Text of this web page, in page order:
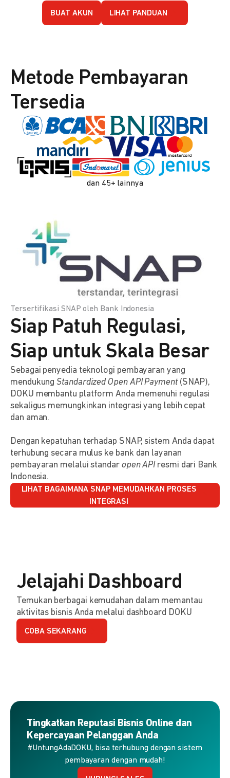
BUAT AKUN LIHAT PANDUAN
Metode Pembayaran
Tersedia
dan 45+ lainnya
Tersertifikasi SNAP oleh Bank Indonesia
Siap Patuh Regulasi,
Siap untuk Skala Besar
Sebagai penyedia teknologi pembayaran yang
mendukungStandardized Open API Payment(SNAP),
DOKU membantu platform Anda memenuhi regulasi
sekaligus memungkinkan integrasi yang lebih cepat
dan aman.
Dengan kepatuhan terhadap SNAP, sistem Anda dapat
terhubung secara mulus ke bank dan layanan
pembayaran melalui standar open APIresmi dari Bank
Indonesia.
LIHAT BAGAIMANA SNAP MEMUDAHKAN PROSES
INTEGRASI
Jelajahi Dashboard
Temukan berbagai kemudahan dalam memantau
aktivitas bisnis Anda melalui dashboard DOKU
COBA SEKARANG
Tingkatkan Reputasi Bisnis Online dan
Kepercayaan Pelanggan Anda
#UntungAdaDOKU, bisa terhubung dengan sistem
pembayaran dengan mudah!